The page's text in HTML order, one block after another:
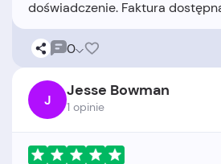
0
J Jesse Bowman
1 opinie